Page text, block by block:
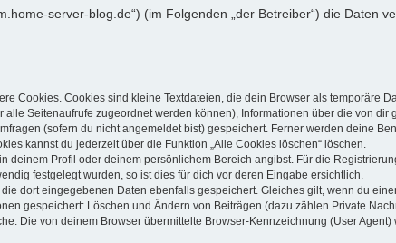
server-blog.de“) (im Folgenden „der Betreiber“) die Daten
Cookies. Cookies sind kleine Textdateien, die dein Browser als temporäre
Seitenaufrufe zugeordnet werden können), Informationen über die von
(sofern du nicht angemeldet bist) gespeichert. Ferner werden deine
kannst du jederzeit über die Funktion „Alle Cookies löschen“ löschen.
deinem Profil oder deinem persönlichem Bereich angibst. Für die
festgelegt wurden, so ist dies für dich vor deren Eingabe ersichtlich.
dort eingegebenen Daten ebenfalls gespeichert. Gleiches gilt, wenn du
gespeichert: Löschen und Ändern von Beiträgen (dazu zählen Private
Die von deinem Browser übermittelte Browser-Kennzeichnung (User